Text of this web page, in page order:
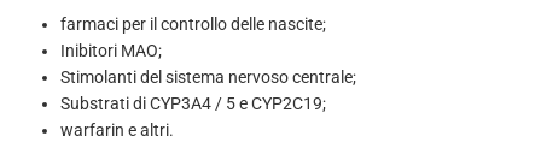
farmaci per il controllo delle nascite;
Inibitori MAO;
Stimolanti del sistema nervoso centrale;
Substrati di CYP3A4 / 5 e CYP2C19;
warfarin e altri.